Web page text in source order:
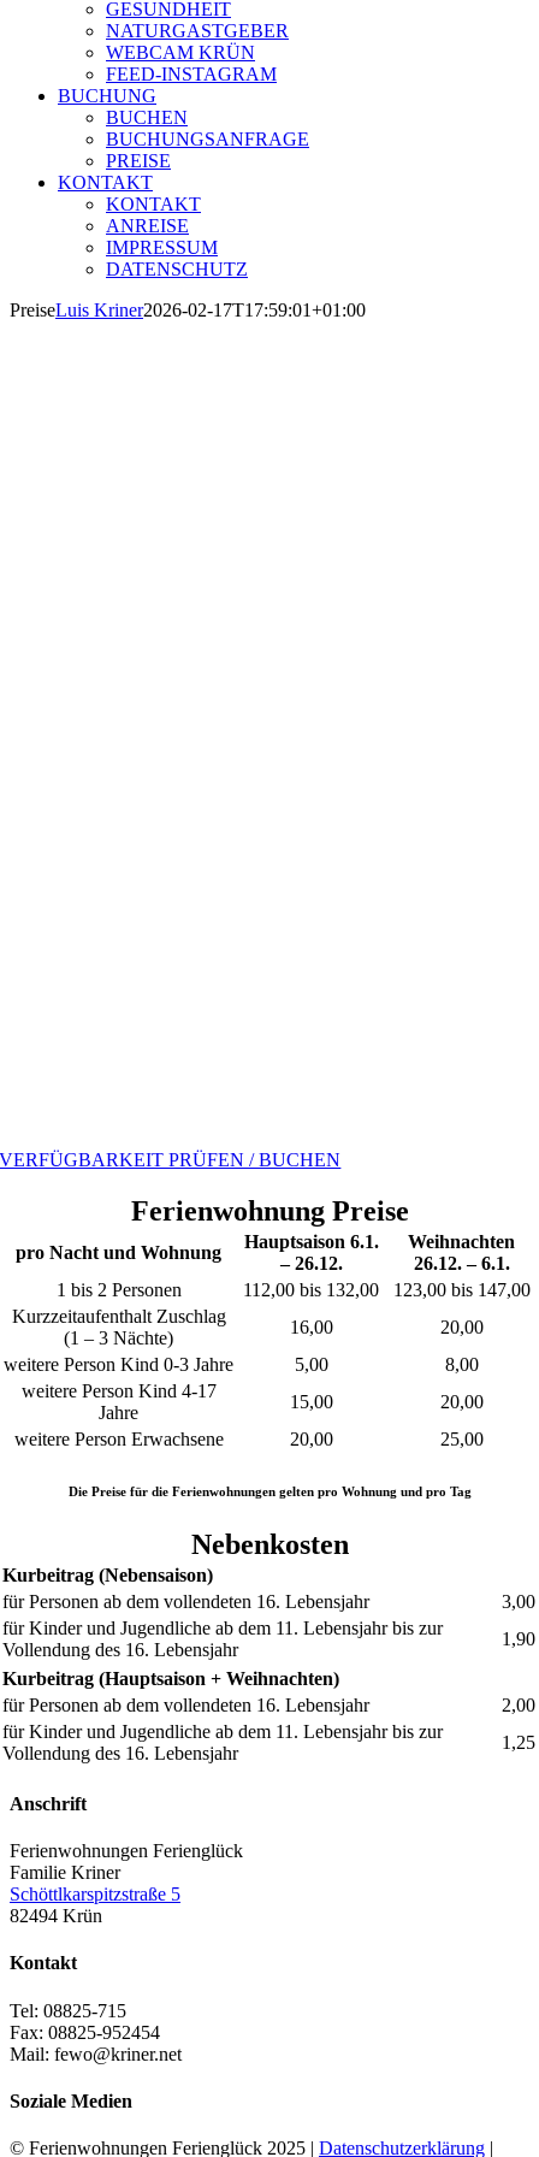
GESUNDHEIT
NATURGASTGEBER
WEBCAM KRÜN
FEED-INSTAGRAM
BUCHUNG
BUCHEN
BUCHUNGSANFRAGE
PREISE
KONTAKT
KONTAKT
ANREISE
IMPRESSUM
DATENSCHUTZ
PreiseLuis Kriner2026-02-17T17:59:01+01:00
VERFÜGBARKEIT PRÜFEN / BUCHEN
Ferienwohnung Preise
pro Nacht und Wohnung
Hauptsaison 6.1.
– 26.12.
Weihnachten
26.12. – 6.1.
1 bis 2 Personen
112,00 bis 132,00
123,00 bis 147,00
Kurzzeitaufenthalt Zuschlag
(1 – 3 Nächte)
16,00
20,00
weitere Person Kind 0-3 Jahre
5,00
8,00
weitere Person Kind 4-17
Jahre
15,00
20,00
weitere Person Erwachsene
20,00 25,00
Die Preise für die Ferienwohnungen gelten pro Wohnung und pro Tag
Nebenkosten
Kurbeitrag (Nebensaison)
für Personen ab dem vollendeten 16. Lebensjahr
3,00
für Kinder und Jugendliche ab dem 11. Lebensjahr bis zur
Vollendung des 16. Lebensjahr
1,90
Kurbeitrag (Hauptsaison + Weihnachten)
für Personen ab dem vollendeten 16. Lebensjahr
2,00
für Kinder und Jugendliche ab dem 11. Lebensjahr bis zur
Vollendung des 16. Lebensjahr
1,25
Anschrift
Ferienwohnungen Ferienglück
Familie Kriner
Schöttlkarspitzstraße 5
82494 Krün
Kontakt
Tel: 08825-715
Fax: 08825-952454
Mail: fewo@kriner.net
Soziale Medien
© Ferienwohnungen Ferienglück 2025 | Datenschutzerklärung |